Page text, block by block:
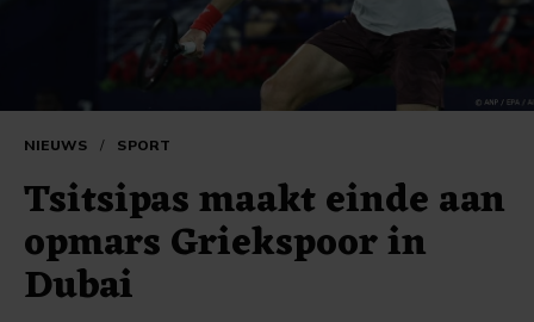
NIEUWS / SPORT
Tsitsipas maakt einde aan
opmars Griekspoor in
Dubai